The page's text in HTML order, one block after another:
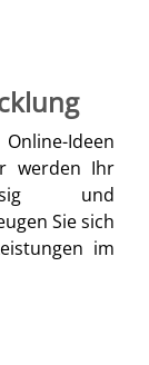
Ideen
werden Ihr
und
Sie sich
im